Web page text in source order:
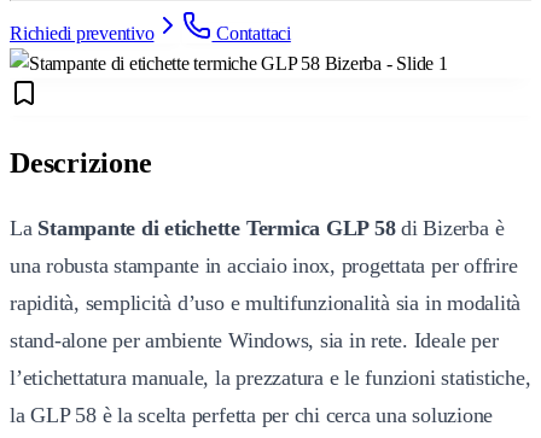
Richiedi preventivo Contattaci
Descrizione
La Stampante di etichette Termica GLP 58di Bizerba è
una robusta stampante in acciaio inox, progettata per offrire
rapidità, semplicità d’uso e multifunzionalità sia in modalità
stand-alone per ambiente Windows, sia in rete. Ideale per
l’etichettatura manuale, la prezzatura e le funzioni statistiche,
la GLP 58 è la scelta perfetta per chi cerca una soluzione